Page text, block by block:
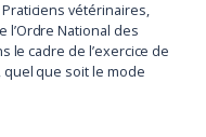
Praticiens vétérinaires,
National des
le cadre de l’exercice de
que soit le mode